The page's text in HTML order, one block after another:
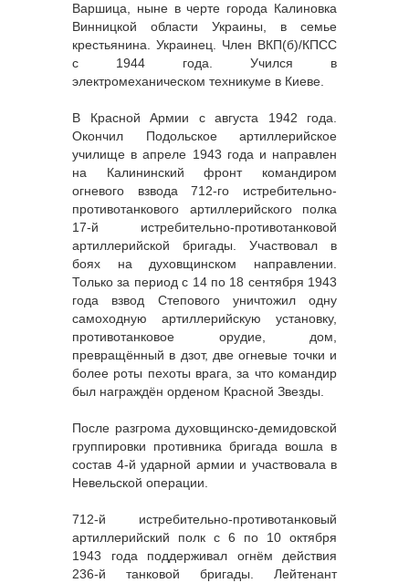
Варшица, ныне в черте города Калиновка
Винницкой области Украины, в семье
крестьянина. Украинец. Член ВКП(б)/КПСС
с 1944 года. Учился в
электромеханическом техникуме в Киеве.
В Красной Армии с августа 1942 года.
Окончил Подольское артиллерийское
училище в апреле 1943 года и направлен
на Калининский фронт командиром
огневого взвода 712-го истребительно-
противотанкового артиллерийского полка
17-й истребительно-противотанковой
артиллерийской бригады. Участвовал в
боях на духовщинском направлении.
Только за период с 14 по 18 сентября 1943
года взвод Степового уничтожил одну
самоходную артиллерийскую установку,
противотанковое орудие, дом,
превращённый в дзот, две огневые точки и
более роты пехоты врага, за что командир
был награждён орденом Красной Звезды.
После разгрома духовщинско-демидовской
группировки противника бригада вошла в
состав 4-й ударной армии и участвовала в
Невельской операции.
712-й истребительно-противотанковый
артиллерийский полк с 6 по 10 октября
1943 года поддерживал огнём действия
236-й танковой бригады. Лейтенант